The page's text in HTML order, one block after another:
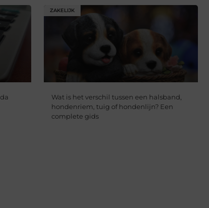
ZAKELIJK
Wat is het verschil tussen een halsband,
hondenriem, tuig of hondenlijn? Een
complete gids